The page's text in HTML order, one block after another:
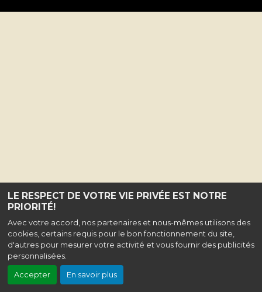
LE RESPECT DE VOTRE VIE PRIVÉE EST NOTRE
PRIORITÉ!
Avec votre accord, nos partenaires et nous-mêmes utilisons des
cookies, certains requis pour le bon fonctionnement du site,
d'autres pour mesurer votre activité et vous fournir des publicités
personnalisées.
Accepter En savoir plus